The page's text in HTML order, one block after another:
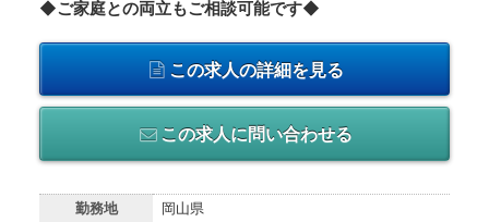
◆ご家庭との両立もご相談可能です◆
この求人の詳細を見る
この求人に問い合わせる
勤務地 岡山県